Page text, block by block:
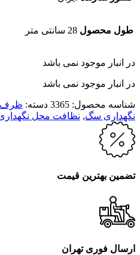
طول محصول 28 سانتی متر
در انبار موجود نمی باشد
در انبار موجود نمی باشد
شناسه محصول: 3365 دسته: ظرف
نگهداری سگ, نظافت محل
تضمین بهترین قیمت
ارسال فوری تهران